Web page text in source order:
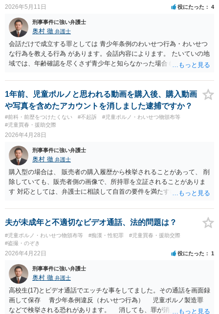
銭その他の利益を供与し、又はその申込み若しくは約束をして面会を
2026年5月11日 役にたった 4
刑事事件に強い弁護士
奥村 徹 弁護士
会話だけで成立する罪としては 青少年条例のわいせつ行為・わいせつ
な行為を教える行為 があります。会話内容によります。 たいていの地
域では、年齢確認を尽くさず青少年と知らなかった場合も処罰されま
1年前、児童ポルノと思われる動画を購入後、購入動画
や写真を含めたアカウントを消しました逮捕ですか？
#前科・前歴をつけたくない #不起訴
#児童ポルノ・わいせつ物頒布等
#児童買春・援助交際
2026年4月28日
刑事事件に強い弁護士
奥村 徹 弁護士
購入型の場合は、 販売者の購入履歴から検挙されることがあって、 削
除していても、販売者側の画像で、所持罪を立証されることがありま
す 対応としては、弁護士に相談して自首の要件を満たす書面を作成し
ん）
夫が未成年と不適切なビデオ通話、法的問題は？
#児童ポルノ・わいせつ物頒布等 #痴漢・性犯罪
#児童買春・援助交際
#盗撮・のぞき
2026年4月22日 役にたった 1
刑事事件に強い弁護士
奥村 徹 弁護士
高校生(17)とビデオ通話でエッチな事をしてました。その通話を画面録
画して保存 青少年条例違反（わいせつ行為） 児童ポルノ製造罪
などで検挙される恐れがあります。 消しても、罪が消えるわけでは